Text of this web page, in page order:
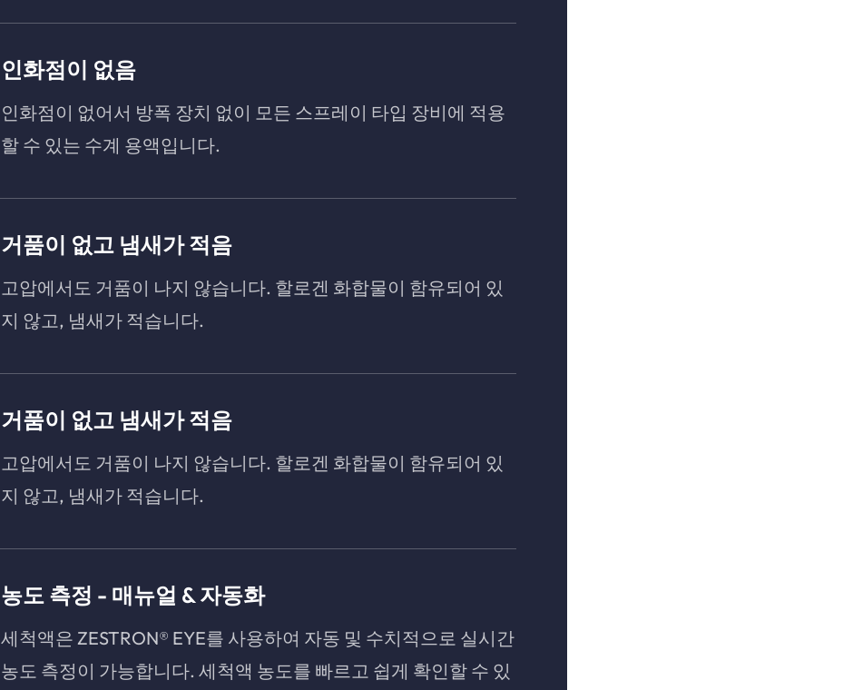
인화점이 없음
인화점이 없어서 방폭 장치 없이 모든 스프레이 타입 장비에 적용
할 수 있는 수계 용액입니다.
거품이 없고 냄새가 적음
고압에서도 거품이 나지 않습니다. 할로겐 화합물이 함유되어 있
지 않고, 냄새가 적습니다.
거품이 없고 냄새가 적음
고압에서도 거품이 나지 않습니다. 할로겐 화합물이 함유되어 있
지 않고, 냄새가 적습니다.
농도 측정 - 매뉴얼 & 자동화
세척액은 ZESTRON® EYE를 사용하여 자동 및 수치적으로 실시간
농도 측정이 가능합니다. 세척액 농도를 빠르고 쉽게 확인할 수 있